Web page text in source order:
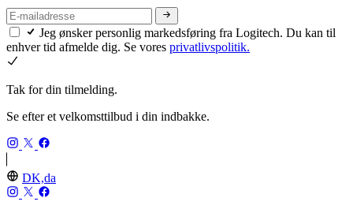
Jeg ønsker personlig markedsføring fra Logitech. Du kan til
enhver tid afmelde dig. Se vores privatlivspolitik.
Tak for din tilmelding.
Se efter et velkomsttilbud i din indbakke.
DK,da